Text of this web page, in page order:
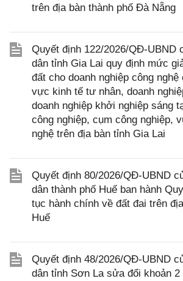
trên địa bàn thành phố Đà Nẵng
Quyết định 122/2026/QĐ-UBND
dân tỉnh Gia Lai quy định mức
đất cho doanh nghiệp công
vực kinh tế tư nhân, doanh
doanh nghiệp khởi nghiệp sáng
công nghiệp, cụm công nghiệp,
nghệ trên địa bàn tỉnh Gia Lai
Quyết định 80/2026/QĐ-UBND
dân thành phố Huế ban hành
tục hành chính về đất đai trên
Huế
Quyết định 48/2026/QĐ-UBND
dân tỉnh Sơn La sửa đổi khoản